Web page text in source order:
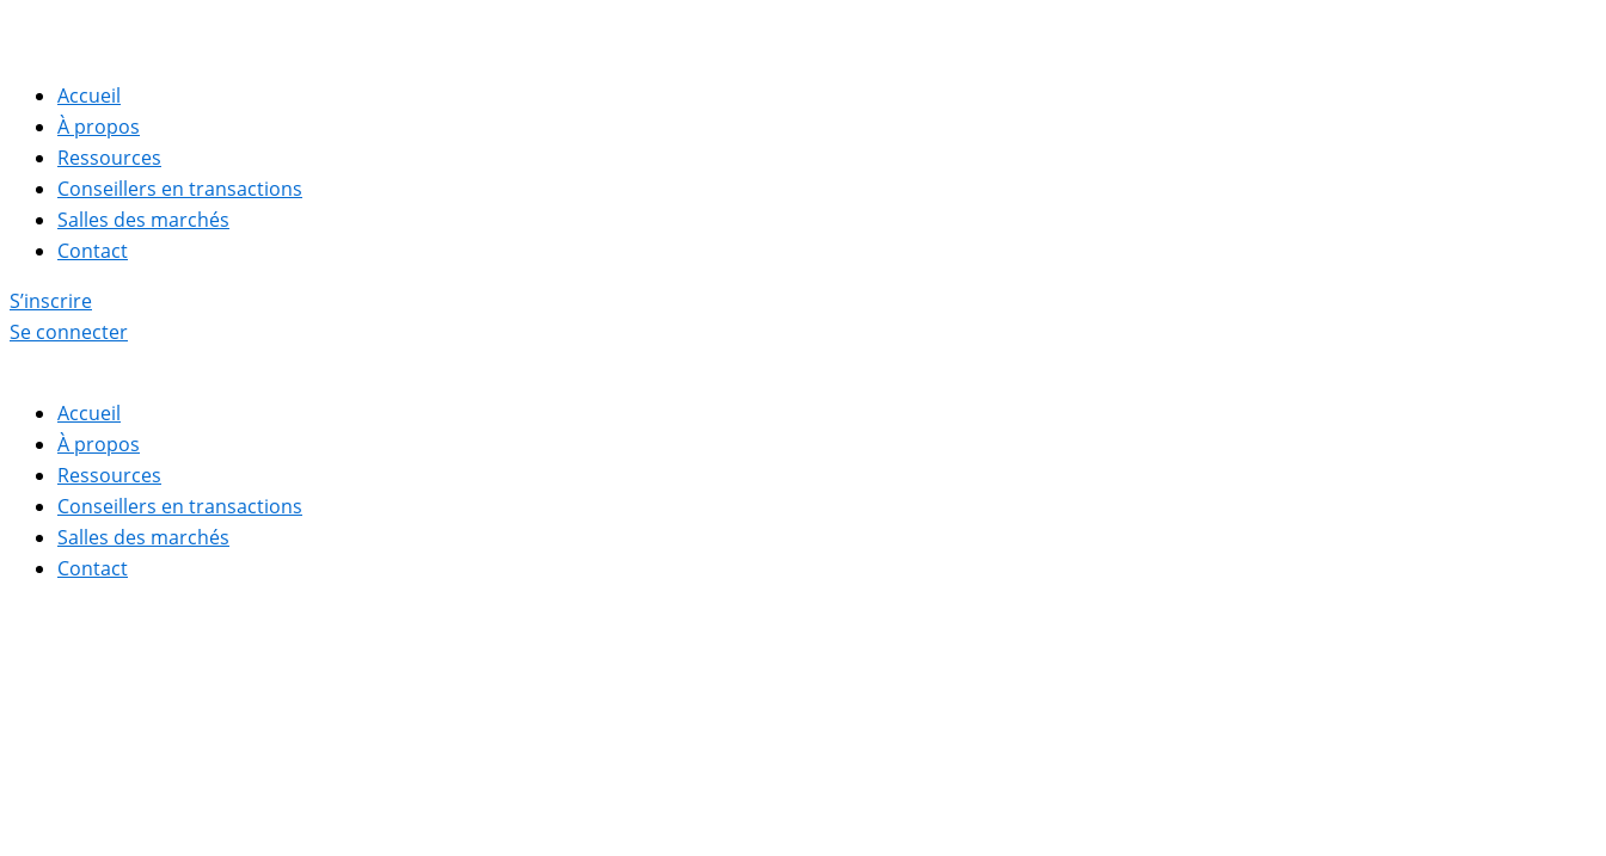
Accueil
À propos
Ressources
Conseillers en transactions
Salles des marchés
Contact
S’inscrire
Se connecter
Accueil
À propos
Ressources
Conseillers en transactions
Salles des marchés
Contact